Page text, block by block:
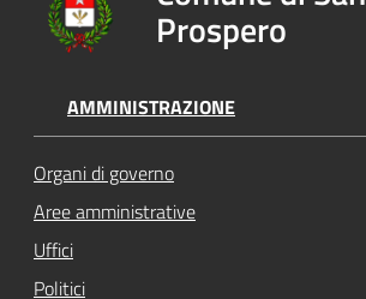
Prospero
AMMINISTRAZIONE
Organi di governo
Aree amministrative
Uffici
Politici